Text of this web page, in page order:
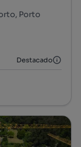
Porto
Destacado